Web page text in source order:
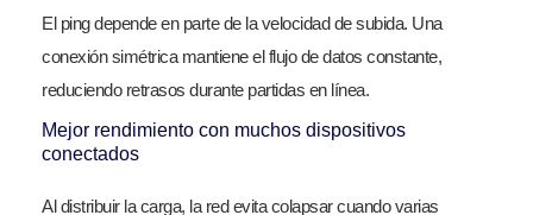
El ping depende en parte de la velocidad de subida. Una
conexión simétrica mantiene el flujo de datos constante,
reduciendo retrasos durante partidas en línea.
Mejor rendimiento con muchos dispositivos
conectados
Al distribuir la carga, la red evita colapsar cuando varias